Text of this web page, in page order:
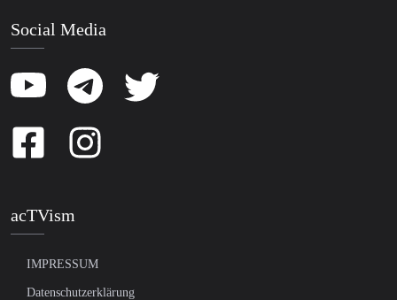
Social Media
acTVism
IMPRESSUM
Datenschutzerklärung